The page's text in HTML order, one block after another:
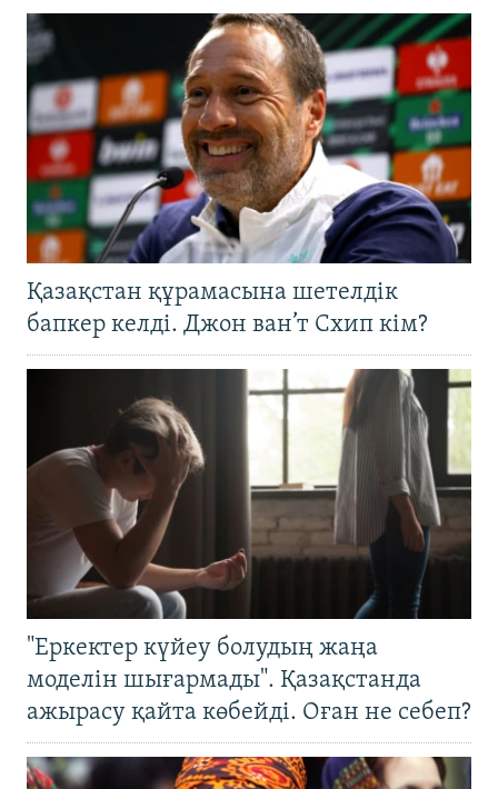
Қазақстан құрамасына шетелдік
бапкер келді. Джон ван’т Схип кім?
"Еркектер күйеу болудың жаңа
моделін шығармады". Қазақстанда
ажырасу қайта көбейді. Оған не себеп?